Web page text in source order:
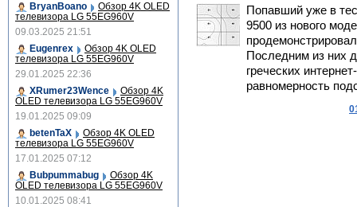
Попавший уже в
9500 из нового
Последним из них
греческих
равномерность
BryanBoano
Обзор 4K OLED
телевизора LG 55EG960V
09.03.2025 21:51
Eugenrex
Обзор 4K OLED
телевизора LG 55EG960V
29.01.2025 22:36
XRumer23Wence
Обзор 4K
OLED телевизора LG 55EG960V
19.01.2025 09:09
betenTaX
Обзор 4K OLED
телевизора LG 55EG960V
17.01.2025 07:12
Bubpummabug
Обзор 4K
OLED телевизора LG 55EG960V
10.01.2025 08:41